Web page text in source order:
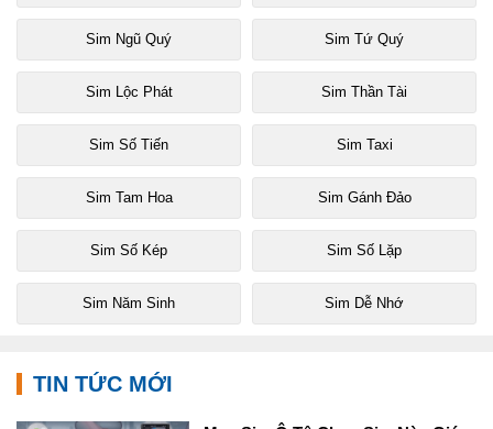
Sim Ngũ Quý Sim Tứ Quý
Sim Lộc Phát Sim Thần Tài
Sim Số Tiến Sim Taxi
Sim Tam Hoa Sim Gánh Đảo
Sim Số Kép Sim Số Lặp
Sim Năm Sinh Sim Dễ Nhớ
TIN TỨC MỚI